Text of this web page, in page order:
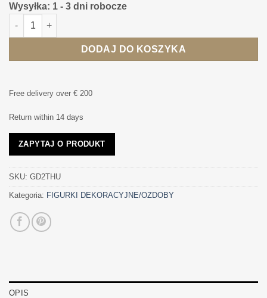
Wysyłka: 1 - 3 dni robocze
ilość FIGURKA DEKORACYJNA "OK" srebrna na czarnej
DODAJ DO KOSZYKA
Free delivery over € 200
Return within 14 days
ZAPYTAJ O PRODUKT
SKU: GD2THU
Kategoria: FIGURKI DEKORACYJNE/OZDOBY
OPIS